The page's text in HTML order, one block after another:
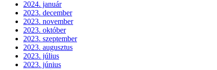
2024. január
2023. december
2023. november
2023. október
2023. szeptember
2023. augusztus
2023. július
2023. június